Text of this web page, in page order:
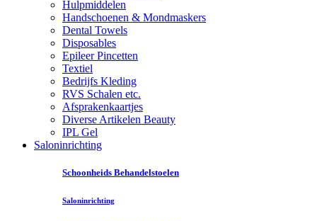
Hulpmiddelen
Handschoenen & Mondmaskers
Dental Towels
Disposables
Epileer Pincetten
Textiel
Bedrijfs Kleding
RVS Schalen etc.
Afsprakenkaartjes
Diverse Artikelen Beauty
IPL Gel
Saloninrichting
Schoonheids Behandelstoelen
Saloninrichting